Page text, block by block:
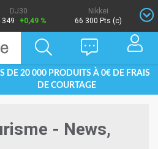
DJ30
349
+0,49 %
Nikkei
66 300 Pts (c)
DE 20 000 PRODUITS À 0€ DE FRAIS
DE COURTAGE
- News,